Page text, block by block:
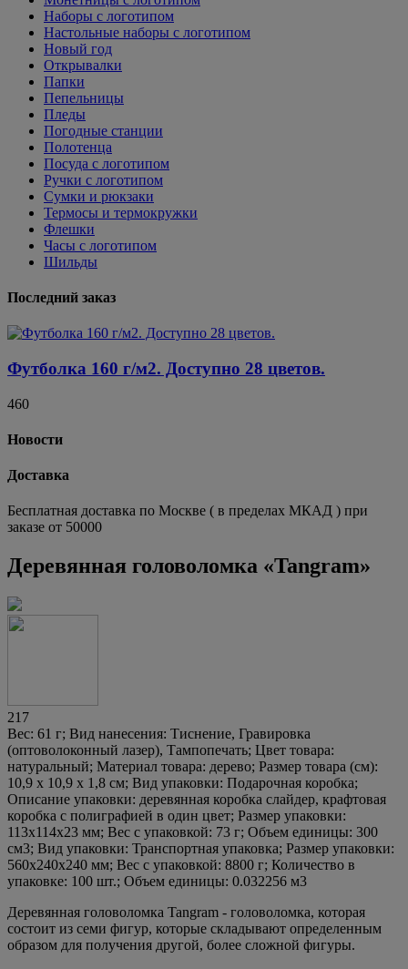
Наборы с логотипом
Настольные наборы с логотипом
Новый год
Открывалки
Папки
Пепельницы
Пледы
Погодные станции
Полотенца
Посуда с логотипом
Ручки с логотипом
Сумки и рюкзаки
Термосы и термокружки
Флешки
Часы с логотипом
Шильды
Последний заказ
Футболка 160 г/м2. Доступно 28 цветов.
460
Новости
Доставка
Бесплатная доставка по Москве ( в пределах МКАД ) при
заказе от 50000
Деревянная головоломка «Tangram»
217
Вес: 61 г; Вид нанесения: Тиснение, Гравировка
(оптоволоконный лазер), Тампопечать; Цвет товара:
натуральный; Материал товара: дерево; Размер товара (см):
10,9 х 10,9 х 1,8 см; Вид упаковки: Подарочная коробка;
Описание упаковки: деревянная коробка слайдер, крафтовая
коробка с полиграфией в один цвет; Размер упаковки:
113x114x23 мм; Вес с упаковкой: 73 г; Объем единицы: 300
см3; Вид упаковки: Транспортная упаковка; Размер упаковки:
560x240x240 мм; Вес с упаковкой: 8800 г; Количество в
упаковке: 100 шт.; Объем единицы: 0.032256 м3
Деревянная головоломка Tangram - головоломка, которая
состоит из семи фигур, которые складывают определенным
образом для получения другой, более сложной фигуры.